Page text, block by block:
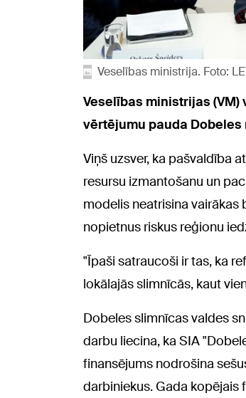
Veselības ministrija. Foto:
Veselības ministrijas
vērtējumu pauda
Viņš uzsver, ka pašvaldība
resursu izmantošanu un
modelis neatrisina vairākas
nopietnus riskus reģionu
"Īpaši satraucoši ir tas, ka
lokālajās slimnīcās, kaut
Dobeles slimnīcas valdes
darbu liecina, ka SIA
finansējums nodrošina
darbiniekus. Gada kopējais